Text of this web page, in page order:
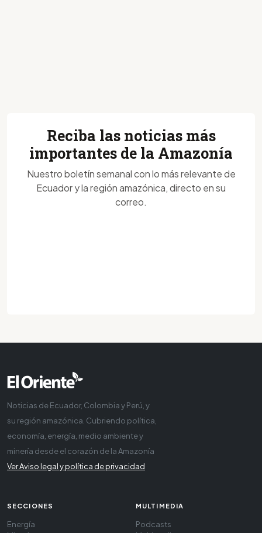
Reciba las noticias más
importantes de la Amazonía
Nuestro boletín semanal con lo más relevante de
Ecuador y la región amazónica, directo en su
correo.
Noticias de Ecuador, Colombia y Perú, y
su región amazónica. Cubriendo política,
economía, energía, medio ambiente y
minería desde el corazón de la Amazonía
Ver Aviso legal y política de privacidad
SECCIONES
Energía
MULTIMEDIA
Podcasts